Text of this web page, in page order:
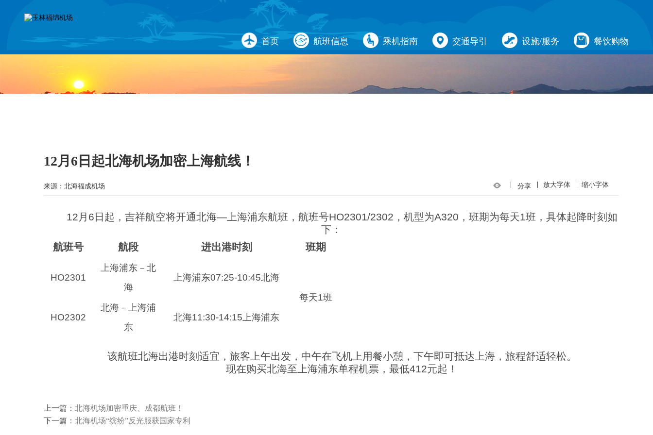
首页 航班信息 乘机指南 交通导引 设施/服务 餐饮购物
12月6日起北海机场加密上海航线！
来源：北海福成机场 分享 放大字体 缩小字体
12月6日起，吉祥航空将开通北海—上海浦东航班，航班号HO2301/2302，机型为A320，班期为每天1班，具体起降时刻如
下：
航班号
航段 进出港时刻 班期
HO2301
上海浦东－北
海
上海浦东07:25-10:45北海
每天1班
HO2302
北海－上海浦
东
北海11:30-14:15上海浦东
该航班北海出港时刻适宜，旅客上午出发，中午在飞机上用餐小憩，下午即可抵达上海，旅程舒适轻松。
现在购买北海至上海浦东单程机票，最低412元起！
上一篇： 北海机场加密重庆、成都航班！
下一篇： 北海机场“缤纷”反光服获国家专利